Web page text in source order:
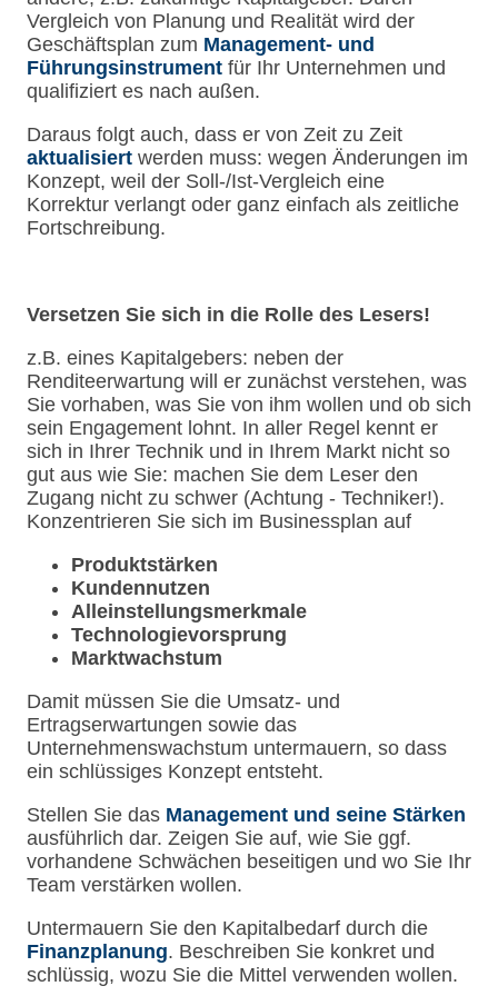
Vergleich von Planung und Realität wird der
Geschäftsplan zum Management- und
Führungsinstrument für Ihr Unternehmen und
qualifiziert es nach außen.
Daraus folgt auch, dass er von Zeit zu Zeit
aktualisiert werden muss: wegen Änderungen im
Konzept, weil der Soll-/Ist-Vergleich eine
Korrektur verlangt oder ganz einfach als zeitliche
Fortschreibung.
Versetzen Sie sich in die Rolle des Lesers!
z.B. eines Kapitalgebers: neben der
Renditeerwartung will er zunächst verstehen, was
Sie vorhaben, was Sie von ihm wollen und ob sich
sein Engagement lohnt. In aller Regel kennt er
sich in Ihrer Technik und in Ihrem Markt nicht so
gut aus wie Sie: machen Sie dem Leser den
Zugang nicht zu schwer (Achtung - Techniker!).
Konzentrieren Sie sich im Businessplan auf
Produktstärken
Kundennutzen
Alleinstellungsmerkmale
Technologievorsprung
Marktwachstum
Damit müssen Sie die Umsatz- und
Ertragserwartungen sowie das
Unternehmenswachstum untermauern, so dass
ein schlüssiges Konzept entsteht.
Stellen Sie das Management und seine Stärken
ausführlich dar. Zeigen Sie auf, wie Sie ggf.
vorhandene Schwächen beseitigen und wo Sie Ihr
Team verstärken wollen.
Untermauern Sie den Kapitalbedarf durch die
Finanzplanung. Beschreiben Sie konkret und
schlüssig, wozu Sie die Mittel verwenden wollen.